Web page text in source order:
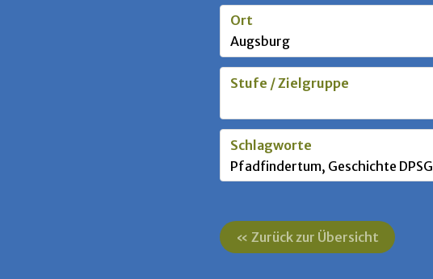
Ort
Augsburg
Stufe / Zielgruppe
Schlagworte
Pfadfindertum, Geschichte DPSG
« Zurück zur Übersicht